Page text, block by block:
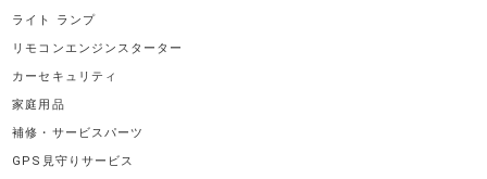
ライト ランプ
リモコンエンジンスターター
カーセキュリティ
家庭用品
補修・サービスパーツ
GPS見守りサービス